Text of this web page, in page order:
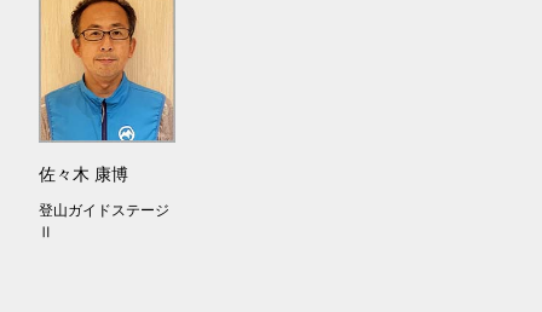
佐々木 康博
登山ガイドステージ
Ⅱ